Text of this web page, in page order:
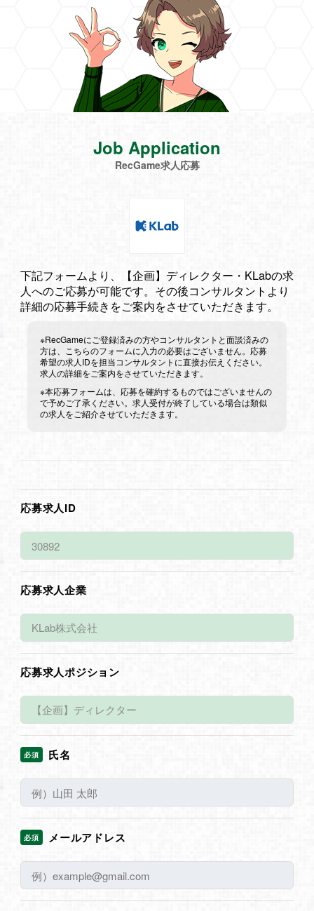
Job Application
RecGame求人応募
下記フォームより、【企画】ディレクター・KLabの求
人へのご応募が可能です。その後コンサルタントより
詳細の応募手続きをご案内をさせていただきます。
※RecGameにご登録済みの方やコンサルタントと面談済みの
方は、こちらのフォームに入力の必要はございません。応募
希望の求人IDを担当コンサルタントに直接お伝えください。
求人の詳細をご案内をさせていただきます。
※本応募フォームは、応募を確約するものではございませんの
で予めご了承ください。求人受付が終了している場合は類似
の求人をご紹介させていただきます。
応募求人ID
応募求人企業
応募求人ポジション
必須 氏名
必須 メールアドレス